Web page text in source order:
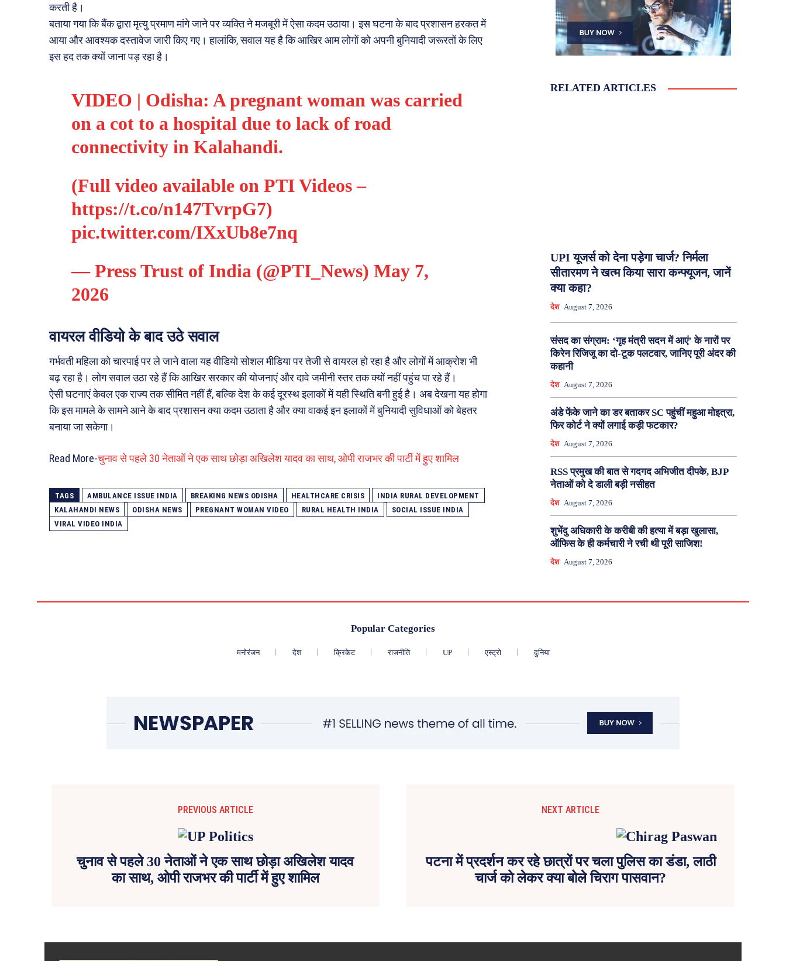
करती है।
बताया गया कि बैंक द्वारा मृत्यु प्रमाण मांगे जाने पर व्यक्ति ने मजबूरी में ऐसा कदम उठाया। इस घटना के बाद प्रशासन हरकत में
आया और आवश्यक दस्तावेज जारी किए गए। हालांकि, सवाल यह है कि आखिर आम लोगों को अपनी बुनियादी जरूरतों के लिए
इस हद तक क्यों जाना पड़ रहा है।
VIDEO | Odisha: A pregnant woman was carried
on a cot to a hospital due to lack of road
connectivity in Kalahandi.
(Full video available on PTI Videos –
https://t.co/n147TvrpG7)
pic.twitter.com/IXxUb8e7nq
— Press Trust of India (@PTI_News) May 7,
2026
वायरल वीडियो के बाद उठे सवाल
गर्भवती महिला को चारपाई पर ले जाने वाला यह वीडियो सोशल मीडिया पर तेजी से वायरल हो रहा है और लोगों में आक्रोश भी
बढ़ रहा है। लोग सवाल उठा रहे हैं कि आखिर सरकार की योजनाएं और दावे जमीनी स्तर तक क्यों नहीं पहुंच पा रहे हैं।
ऐसी घटनाएं केवल एक राज्य तक सीमित नहीं हैं, बल्कि देश के कई दूरस्थ इलाकों में यही स्थिति बनी हुई है। अब देखना यह होगा
कि इस मामले के सामने आने के बाद प्रशासन क्या कदम उठाता है और क्या वाकई इन इलाकों में बुनियादी सुविधाओं को बेहतर
बनाया जा सकेगा।
Read More-चुनाव से पहले 30 नेताओं ने एक साथ छोड़ा अखिलेश यादव का साथ, ओपी राजभर की पार्टी में हुए शामिल
TAGS AMBULANCE ISSUE INDIA BREAKING NEWS ODISHA HEALTHCARE CRISIS
INDIA RURAL DEVELOPMENT
KALAHANDI NEWS
ODISHA NEWS PREGNANT WOMAN VIDEO RURAL HEALTH INDIA
SOCIAL ISSUE INDIA
VIRAL VIDEO INDIA
RELATED ARTICLES
UPI यूजर्स को देना पड़ेगा चार्ज? निर्मला
सीतारमण ने खत्म किया सारा कन्फ्यूजन, जानें
क्या कहा?
देश August 7, 2026
संसद का संग्राम: ‘गृह मंत्री सदन में आएं’ के नारों पर
किरेन रिजिजू का दो-टूक पलटवार, जानिए पूरी अंदर की
कहानी
देश August 7, 2026
अंडे फेंके जाने का डर बताकर SC पहुंचीं महुआ मोइत्रा,
फिर कोर्ट ने क्यों लगाई कड़ी फटकार?
देश August 7, 2026
RSS प्रमुख की बात से गदगद अभिजीत दीपके, BJP
नेताओं को दे डाली बड़ी नसीहत
देश August 7, 2026
शुभेंदु अधिकारी के करीबी की हत्या में बड़ा खुलासा,
ऑफिस के ही कर्मचारी ने रची थी पूरी साजिश!
देश August 7, 2026
Popular Categories
मनोरंजन देश क्रिकेट राजनीति UP एस्ट्रो दुनिया
PREVIOUS ARTICLE
चुनाव से पहले 30 नेताओं ने एक साथ छोड़ा अखिलेश यादव
का साथ, ओपी राजभर की पार्टी में हुए शामिल
NEXT ARTICLE
पटना में प्रदर्शन कर रहे छात्रों पर चला पुलिस का डंडा, लाठी
चार्ज को लेकर क्या बोले चिराग पासवान?